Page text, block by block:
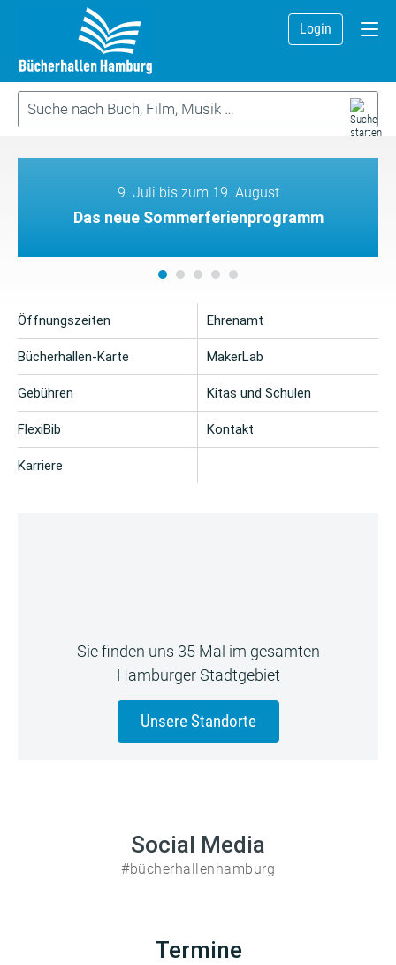
Login
9. Juli bis zum 19. August
Das neue Sommerferienprogramm
Öffnungszeiten
Bücherhallen-Karte
Gebühren
FlexiBib
Karriere
Ehrenamt
MakerLab
Kitas und Schulen
Kontakt
Sie finden uns 35 Mal im gesamten
Hamburger Stadtgebiet
Unsere Standorte
Social Media
#bücherhallenhamburg
Termine